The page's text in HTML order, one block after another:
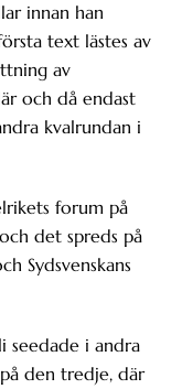
innan han
text lästes av
av
och då endast
kvalrundan i
forum på
det spreds på
Sydsvenskans
seedade i andra
den tredje, där